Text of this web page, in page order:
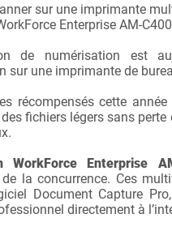
sur une imprimante
Enterprise AM-
de numérisation est
sur une imprimante de
récompensés cette
fichiers légers sans
WorkForce Enterprise
la concurrence. Ces
Document Capture
directement à